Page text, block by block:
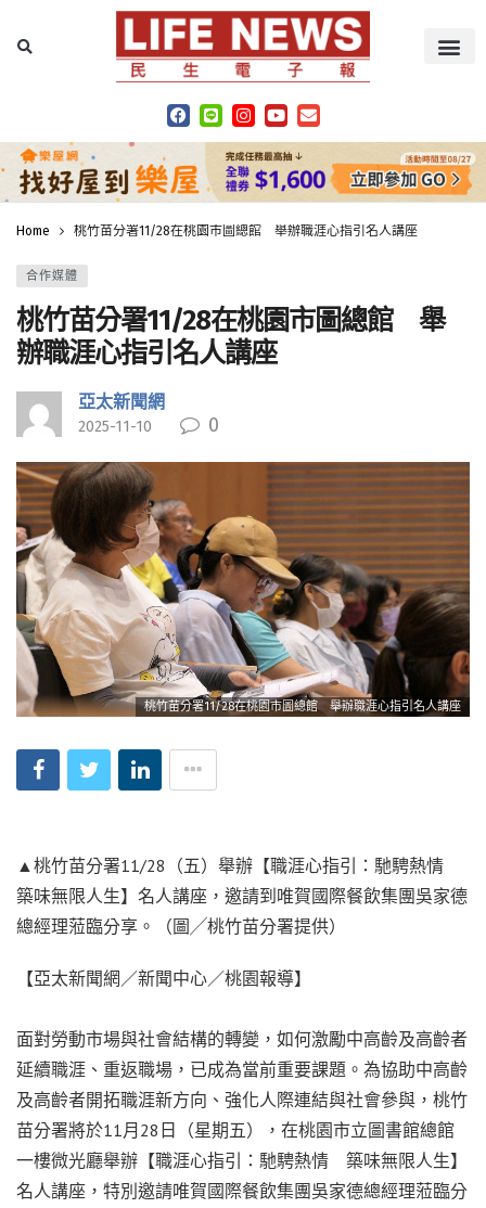
Home 桃竹苗分署11/28在桃園市圖總館 舉辦職涯心指引名人講座
合作媒體
桃竹苗分署11/28在桃園市圖總館 舉
辦職涯心指引名人講座
亞太新聞網
2025-11-10 0
桃竹苗分署11/28在桃園市圖總館 舉辦職涯心指引名人講座
▲桃竹苗分署11/28（五）舉辦【職涯心指引：馳騁熱情
築味無限人生】名人講座，邀請到唯賀國際餐飲集團吳家德
總經理蒞臨分享。（圖╱桃竹苗分署提供）
【亞太新聞網／新聞中心／桃園報導】
面對勞動市場與社會結構的轉變，如何激勵中高齡及高齡者
延續職涯、重返職場，已成為當前重要課題。為協助中高齡
及高齡者開拓職涯新方向、強化人際連結與社會參與，桃竹
苗分署將於11月28日（星期五），在桃園市立圖書館總館
一樓微光廳舉辦【職涯心指引：馳騁熱情 築味無限人生】
名人講座，特別邀請唯賀國際餐飲集團吳家德總經理蒞臨分